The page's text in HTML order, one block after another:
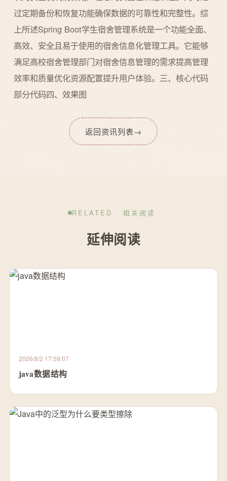
过定期备份和恢复功能确保数据的可靠性和完整性。综
上所述Spring Boot学生宿舍管理系统是一个功能全面、
高效、安全且易于使用的宿舍信息化管理工具。它能够
满足高校宿舍管理部门对宿舍信息管理的需求提高管理
效率和质量优化资源配置提升用户体验。三、核心代码
部分代码四、效果图
返回资讯列表→
RELATED · 相关阅读
延伸阅读
2026/8/2 17:59:07
java数据结构